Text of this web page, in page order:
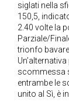
siglati nella
150,5,
2.40 volte la
Parziale/
trionfo
scommessa
entrambe le
unito al Sì, è